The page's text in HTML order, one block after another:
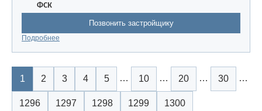
ФСК
Позвонить застройщику
Подробнее
1 2 3 4 5 … 10 … 20 … 30 …
1296 1297 1298 1299 1300